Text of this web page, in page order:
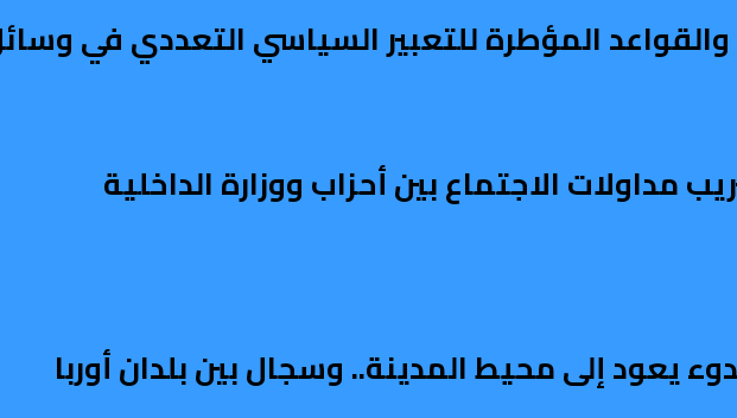
والقواعد المؤطرة للتعبير السياسي التعددي في
مداولات الاجتماع بين أحزاب ووزارة الداخلية
يعود إلى محيط المدينة.. وسجال بين بلدان أوربا